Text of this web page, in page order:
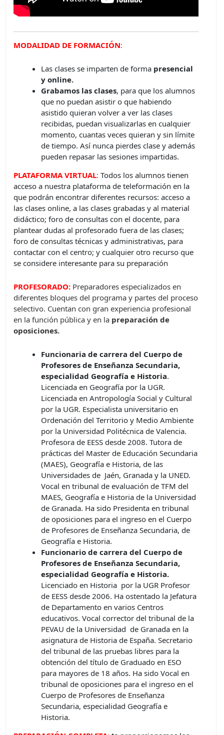
MODALIDAD DE FORMACIÓN:
Las clases se imparten de forma presencial
y online.
Grabamos las clases, para que los alumnos
que no puedan asistir o que habiendo
asistido quieran volver a ver las clases
recibidas, puedan visualizarlas en cualquier
momento, cuantas veces quieran y sin límite
de tiempo. Así nunca pierdes clase y además
pueden repasar las sesiones impartidas.
PLATAFORMA VIRTUAL:Todos los alumnos tienen
acceso a nuestra plataforma de teleformación en la
que podrán encontrar diferentes recursos: acceso a
las clases online, a las clases grabadas y al material
didáctico; foro de consultas con el docente, para
plantear dudas al profesorado fuera de las clases;
foro de consultas técnicas y administrativas, para
contactar con el centro; y cualquier otro recurso que
se considere interesante para su preparación
PROFESORADO: Preparadores especializados en
diferentes bloques del programa y partes del proceso
selectivo. Cuentan con gran experiencia profesional
en la función pública y en la preparación de
oposiciones.
Funcionaria de carrera del Cuerpo de
Profesores de Enseñanza Secundaria,
especialidad Geografía e Historia.
Licenciada en Geografía por la UGR.
Licenciada en Antropología Social y Cultural
por la UGR. Especialista universitario en
Ordenación del Territorio y Medio Ambiente
por la Universidad Politécnica de Valencia.
Profesora de EESS desde 2008. Tutora de
prácticas del Master de Educación Secundaria
(MAES), Geografía e Historia, de las
Universidades de Jaén, Granada y la UNED.
Vocal en tribunal de evaluación de TFM del
MAES, Geografía e Historia de la Universidad
de Granada. Ha sido Presidenta en tribunal
de oposiciones para el ingreso en el Cuerpo
de Profesores de Enseñanza Secundaria, de
Geografía e Historia.
Funcionario de carrera del Cuerpo de
Profesores de Enseñanza Secundaria,
especialidad Geografía e Historia.
Licenciado en Historia por la UGR Profesor
de EESS desde 2006. Ha ostentado la Jefatura
de Departamento en varios Centros
educativos. Vocal corrector del tribunal de la
PEVAU de la Universidad de Granada en la
asignatura de Historia de España. Secretario
del tribunal de las pruebas libres para la
obtención del título de Graduado en ESO
para mayores de 18 años. Ha sido Vocal en
tribunal de oposiciones para el ingreso en el
Cuerpo de Profesores de Enseñanza
Secundaria, especialidad Geografía e
Historia.